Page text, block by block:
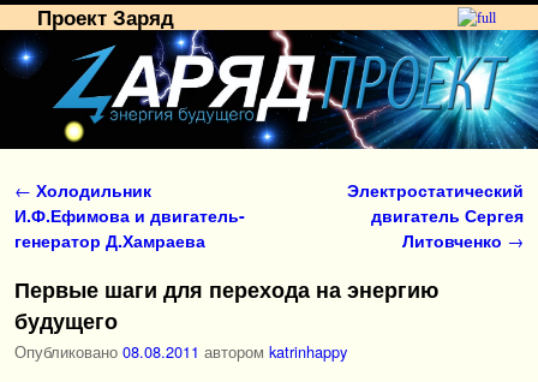
Проект Заряд
Навигация по записям
← Холодильник
И.Ф.Ефимова и двигатель-
генератор Д.Хамраева
Электростатический
двигатель Сергея
Литовченко →
Первые шаги для перехода на энергию
будущего
Опубликовано 08.08.2011 автором katrinhappy